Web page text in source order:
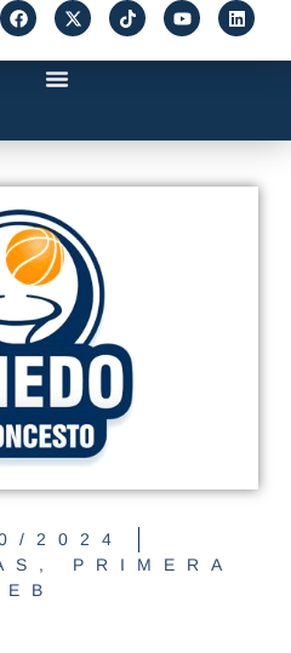
2024
, PRIMERA